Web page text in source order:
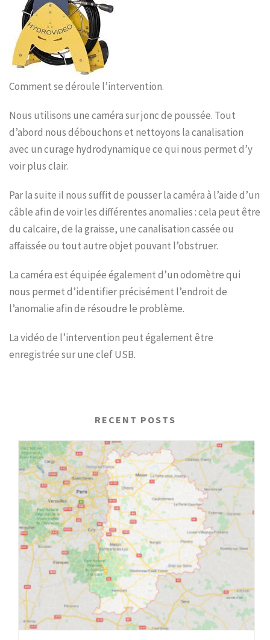
Comment se déroule l’intervention.
Nous utilisons une caméra sur jonc de poussée. Tout
d’abord nous débouchons et nettoyons la canalisation
avec un curage hydrodynamique ce qui nous permet d’y
voir plus clair.
Par la suite il nous suffit de pousser la caméra à l’aide d’un
câble afin de voir les différentes anomalies : cela peut être
du calcaire, de la graisse, une canalisation cassée ou
affaissée ou tout autre objet pouvant l’obstruer.
La caméra est équipée également d’un odomètre qui
nous permet d’identifier précisément l’endroit de
l’anomalie afin de résoudre le problème.
La vidéo de l’intervention peut également être
enregistrée sur une clef USB.
RECENT POSTS